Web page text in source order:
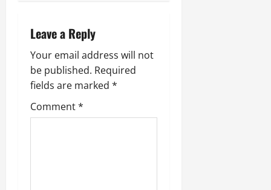
i
g
a
t
Leave a Reply
Your email address will not
be published. Required
fields are marked *
Comment*